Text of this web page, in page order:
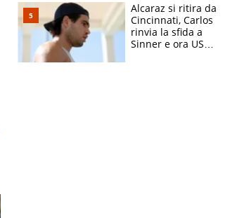
Alcaraz si ritira da
Cincinnati, Carlos
rinvia la sfida a
Sinner e ora US